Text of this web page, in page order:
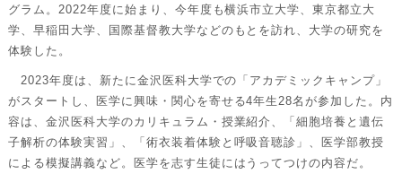
グラム。2022年度に始まり、今年度も横浜市立大学、東京都立大
学、早稲田大学、国際基督教大学などのもとを訪れ、大学の研究を
体験した。
2023年度は、新たに金沢医科大学での「アカデミックキャンプ」
がスタートし、医学に興味・関心を寄せる4年生28名が参加した。内
容は、金沢医科大学のカリキュラム・授業紹介、「細胞培養と遺伝
子解析の体験実習」、「術衣装着体験と呼吸音聴診」、医学部教授
による模擬講義など。医学を志す生徒にはうってつけの内容だ。